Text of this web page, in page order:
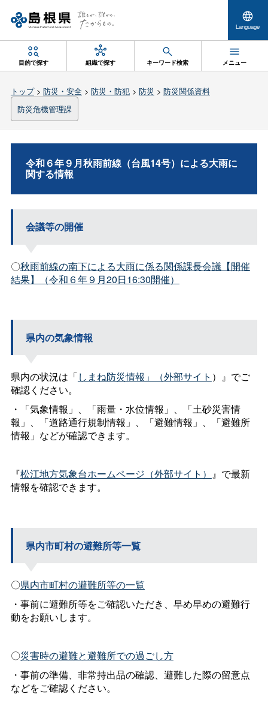
Language
目的で探す 組織で探す キーワード検索 メニュー
トップ> 防災・安全> 防災・防犯> 防災 > 防災関係資料
防災危機管理課
令和６年９月秋雨前線（台風14号）による大雨に
関する情報
会議等の開催
〇秋雨前線の南下による大雨に係る関係課長会議【開催
結果】（令和６年９月20日16:30開催）
県内の気象情報
県内の状況は「しまね防災情報」（外部サイト ）』でご
確認ください。
・「気象情報」、「雨量・水位情報」、「土砂災害情
報」、「道路通行規制情報」、「避難情報」、「避難所
情報」などが確認できます。
『松江地方気象台ホームページ（外部サイト） 』で最新
情報を確認できます。
県内市町村の避難所等一覧
〇県内市町村の避難所等の一覧
・事前に避難所等をご確認いただき、早め早めの避難行
動をお願いします。
〇災害時の避難と避難所での過ごし方
・事前の準備、非常持出品の確認、避難した際の留意点
などをご確認ください。